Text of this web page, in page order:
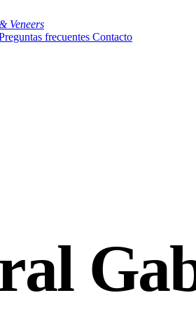
Veneers
frecuentes Contacto